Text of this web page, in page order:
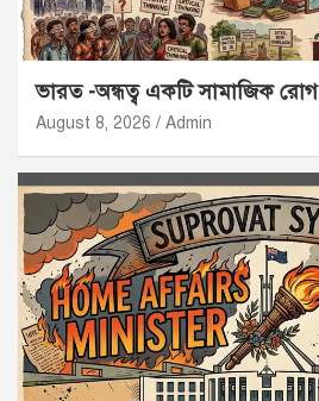
ভারত -অন্ধত্ব একটি সামাজিক রোগ
August 8, 2026 Admin